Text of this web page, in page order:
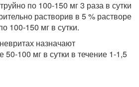
по 100-150 мг 3 раза в сутки
растворив в 5 % растворе
100-150 мг в сутки.
назначают
100 мг в сутки в течение 1-1,5